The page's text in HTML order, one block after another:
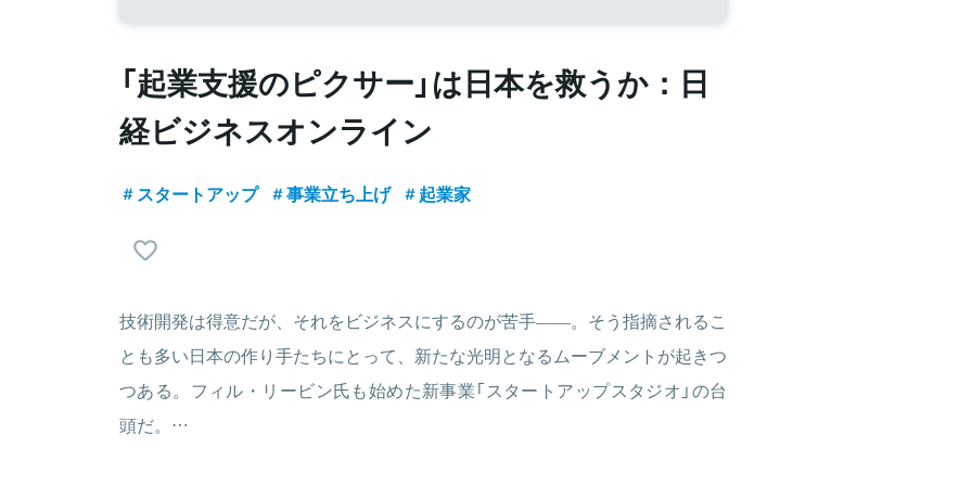
「起業支援のピクサー」は日本を救うか：日
経ビジネスオンライン
スタートアップ 事業立ち上げ 起業家
技術開発は得意だが、それをビジネスにするのが苦手――。そう指摘されるこ
とも多い日本の作り手たちにとって、新たな光明となるムーブメントが起きつ
つある。フィル・リービン氏も始めた新事業「スタートアップスタジオ」の台
頭だ。…